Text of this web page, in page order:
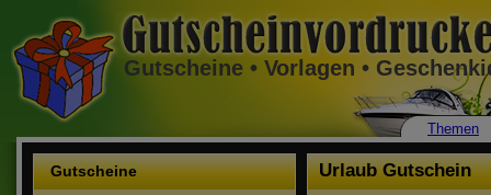
Gutscheine • Vorlagen •
Urlaub Gutschein
Gutscheine
Themen